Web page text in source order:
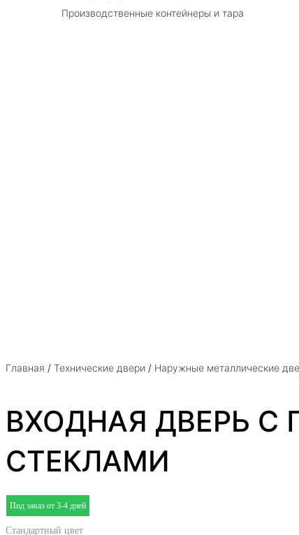
Производственные контейнеры и тара
Главная / Технические двери / Наружные металлические
ВХОДНАЯ ДВЕРЬ С
СТЕКЛАМИ
Под заказ от 3-4 дней
Стандартный цвет